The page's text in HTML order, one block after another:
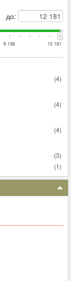
до:
9 136 12 181
(4)
(4)
(4)
(3)
(1)